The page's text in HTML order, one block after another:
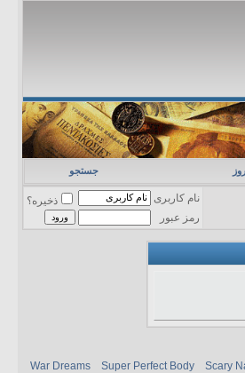
جستجو
نام کاربری
ذخیره؟
رمز عبور
War Dreams Super Perfect Body Scary